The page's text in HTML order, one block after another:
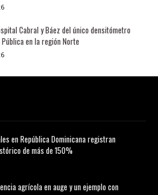
Cabral y Báez del único densitómetro
en la región Norte
en República Dominicana registran
de más de 150%
agrícola en auge y un ejemplo con